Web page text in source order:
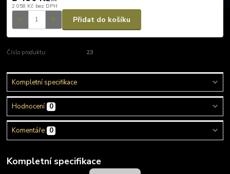
2 058 Kč bez DPH
Přidat do košíku
Číslo produktu: 23
Kompletní specifikace
Hodnocení 0
Komentáře 0
Kompletní specifikace